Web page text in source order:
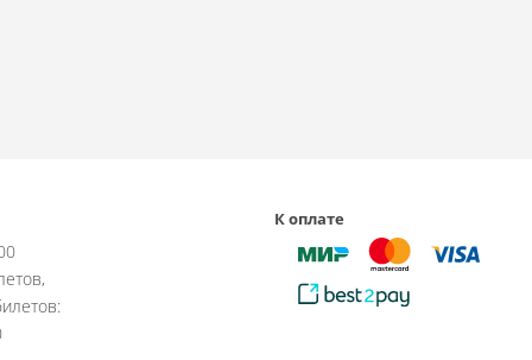
К оплате